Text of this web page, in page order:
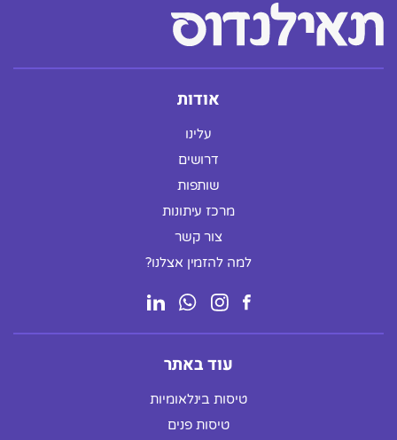
אודות
עלינו
דרושים
שותפות
מרכז עיתונות
צור קשר
למה להזמין אצלנו?
עוד באתר
טיסות בינלאומיות
טיסות פנים